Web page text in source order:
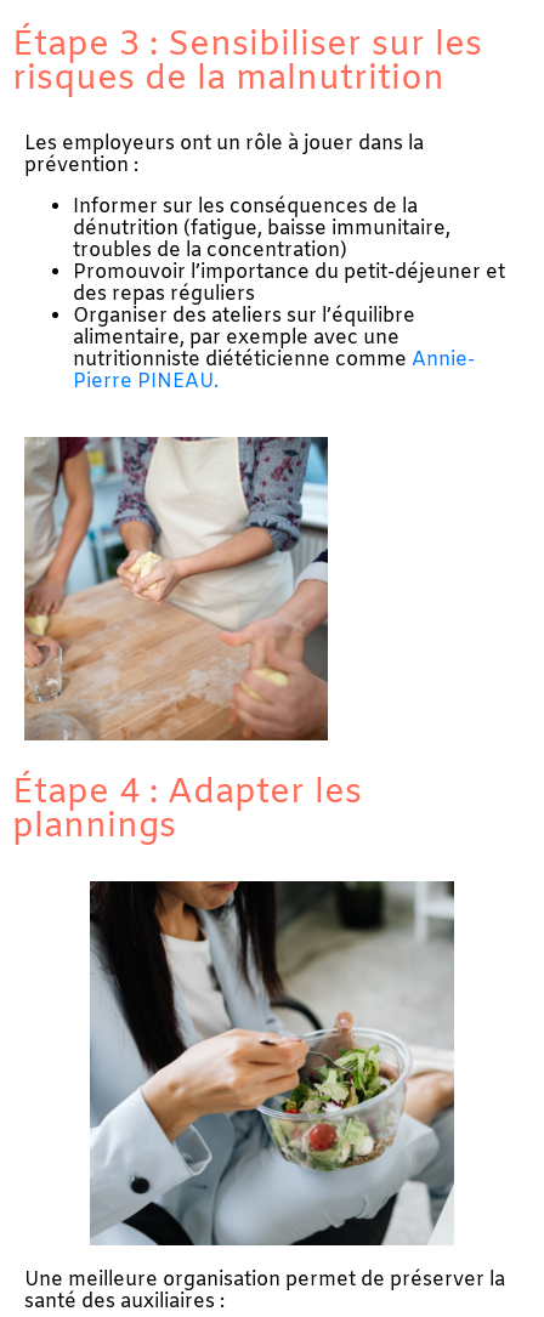
Étape 3 : Sensibiliser sur les
risques de la malnutrition
Les employeurs ont un rôle à jouer dans la
prévention :
Informer sur les conséquences de la
dénutrition (fatigue, baisse immunitaire,
troubles de la concentration)
Promouvoir l’importance du petit-déjeuner et
des repas réguliers
Organiser des ateliers sur l’équilibre
alimentaire, par exemple avec une
nutritionniste diététicienne comme Annie-
Pierre PINEAU.
Étape 4 : Adapter les
plannings
Une meilleure organisation permet de préserver la
santé des auxiliaires :